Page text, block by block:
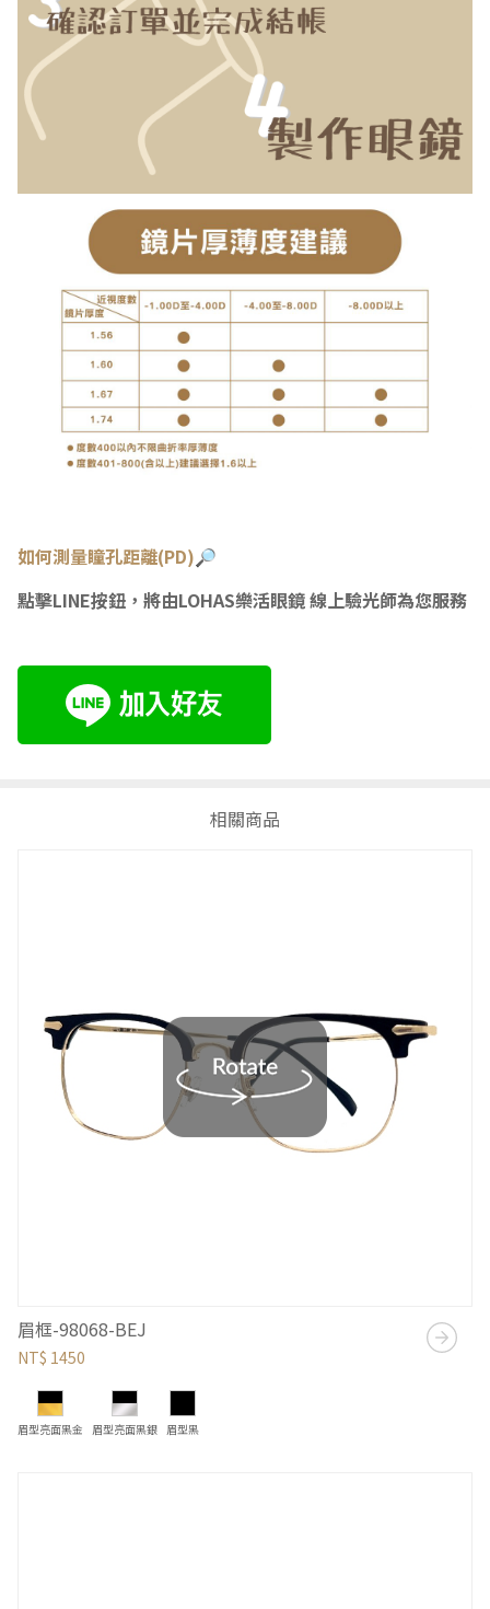
如何測量瞳孔距離(PD)🔎
點擊LINE按鈕，將由LOHAS樂活眼鏡 線上驗光師為您服務
相關商品
眉框-98068-BEJ
NT$ 1450
眉型亮面黑金 眉型亮面黑銀 眉型黑